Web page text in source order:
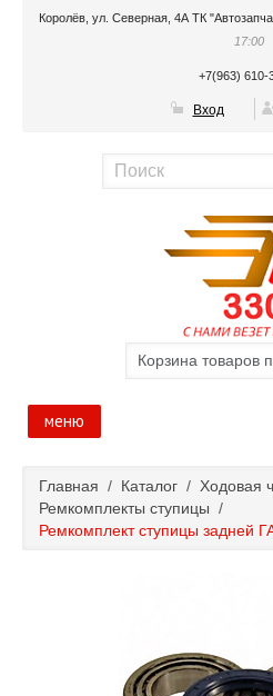
Королёв, ул. Северная, 4А ТК
17:00
+7(963) 610-
Вход
Корзина товаров
меню
Каталог
Главная / Каталог / Ходовая
Ремкомплекты ступицы /
Ремкомплект ступицы задней